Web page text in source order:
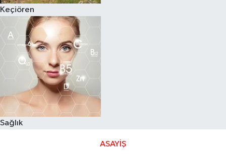
Keçiören
Sağlık
ASAYIŞ